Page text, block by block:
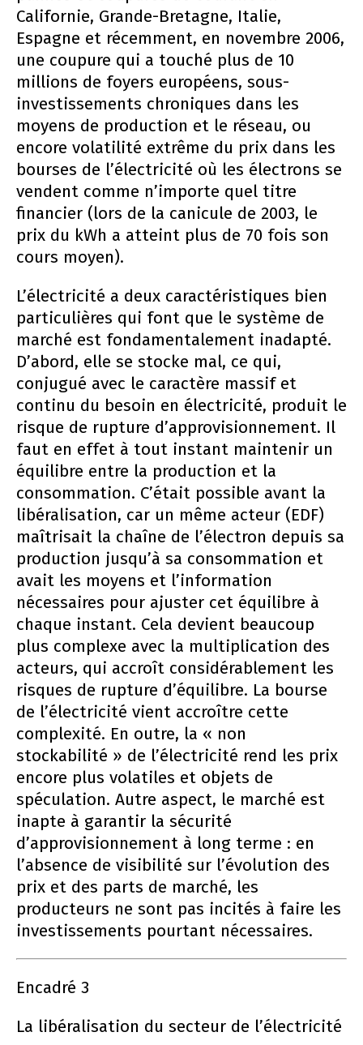
Californie, Grande-Bretagne, Italie,
Espagne et récemment, en novembre 2006,
une coupure qui a touché plus de 10
millions de foyers européens, sous-
investissements chroniques dans les
moyens de production et le réseau, ou
encore volatilité extrême du prix dans les
bourses de l’électricité où les électrons se
vendent comme n’importe quel titre
financier (lors de la canicule de 2003, le
prix du kWh a atteint plus de 70 fois son
cours moyen).
L’électricité a deux caractéristiques bien
particulières qui font que le système de
marché est fondamentalement inadapté.
D’abord, elle se stocke mal, ce qui,
conjugué avec le caractère massif et
continu du besoin en électricité, produit le
risque de rupture d’approvisionnement. Il
faut en effet à tout instant maintenir un
équilibre entre la production et la
consommation. C’était possible avant la
libéralisation, car un même acteur (EDF)
maîtrisait la chaîne de l’électron depuis sa
production jusqu’à sa consommation et
avait les moyens et l’information
nécessaires pour ajuster cet équilibre à
chaque instant. Cela devient beaucoup
plus complexe avec la multiplication des
acteurs, qui accroît considérablement les
risques de rupture d’équilibre. La bourse
de l’électricité vient accroître cette
complexité. En outre, la « non
stockabilité » de l’électricité rend les prix
encore plus volatiles et objets de
spéculation. Autre aspect, le marché est
inapte à garantir la sécurité
d’approvisionnement à long terme : en
l’absence de visibilité sur l’évolution des
prix et des parts de marché, les
producteurs ne sont pas incités à faire les
investissements pourtant nécessaires.
Encadré 3
La libéralisation du secteur de l’électricité